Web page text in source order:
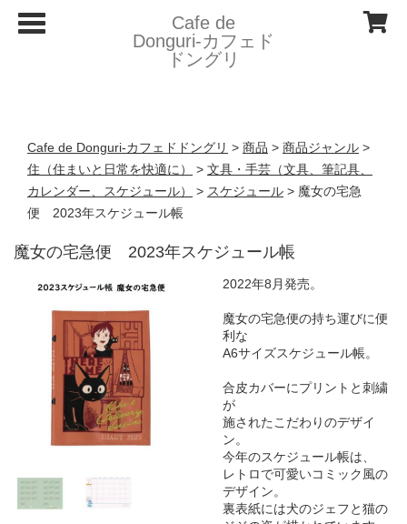
T
o
i
g
a
t
i
o
Cafe de
Donguri- カフェド
ドングリ
Cafe de Donguri- カフェドドングリ > 商品 > 商品ジャンル >
住（住まいと日常を快適に）
> 文具・手芸（文具、筆記具、
カレンダー、スケジュール）
> スケジュール > 魔女の宅急
便 2023年スケジュール帳
魔女の宅急便 2023年スケジュール帳
2022年8月発売。
魔女の宅急便の持ち運びに便
利な
A6サイズスケジュール帳。
合皮カバーにプリントと刺繍
が
施されたこだわりのデザイ
ン。
今年のスケジュール帳は、
レトロで可愛いコミック風の
デザイン。
裏表紙には犬のジェフと猫の